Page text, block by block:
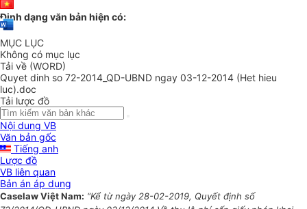
Định dạng văn bản hiện có:
MỤC LỤC
Không có mục lục
Tải về (WORD)
Quyet dinh so 72-2014_QD-UBND ngay 03-12-2014 (Het hieu
luc).doc
Tải lược đồ
Nội dung VB
Văn bản gốc
Tiếng anh
Lược đồ
VB liên quan
Bản án áp dụng
Caselaw Việt Nam: “Kể từ ngày 28-02-2019, Quyết định số